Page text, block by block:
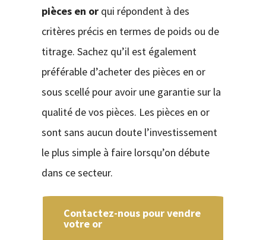
pièces en orqui répondent à des
critères précis en termes de poids ou de
titrage. Sachez qu’il est également
préférable d’acheter des pièces en or
sous scellé pour avoir une garantie sur la
qualité de vos pièces. Les pièces en or
sont sans aucun doute l’investissement
le plus simple à faire lorsqu’on débute
dans ce secteur.
Contactez-nous pour vendre
votre or